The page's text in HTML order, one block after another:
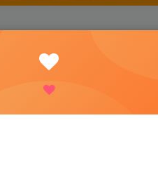
グメンツ～ 龙之